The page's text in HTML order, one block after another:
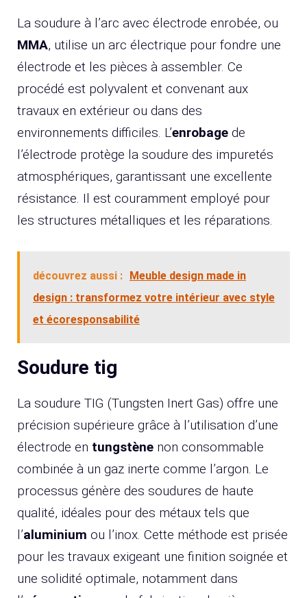
La soudure à l’arc avec électrode enrobée, ou
MMA, utilise un arc électrique pour fondre une
électrode et les pièces à assembler. Ce
procédé est polyvalent et convenant aux
travaux en extérieur ou dans des
environnements difficiles. L’enrobage de
l’électrode protège la soudure des impuretés
atmosphériques, garantissant une excellente
résistance. Il est couramment employé pour
les structures métalliques et les réparations.
découvrez aussi : Meuble design made in
design : transformez votre intérieur avec style
et écoresponsabilité
Soudure tig
La soudure TIG (Tungsten Inert Gas) offre une
précision supérieure grâce à l’utilisation d’une
électrode en tungstène non consommable
combinée à un gaz inerte comme l’argon. Le
processus génère des soudures de haute
qualité, idéales pour des métaux tels que
l’aluminium ou l’inox. Cette méthode est prisée
pour les travaux exigeant une finition soignée et
une solidité optimale, notamment dans